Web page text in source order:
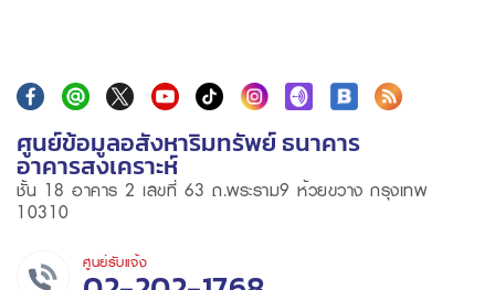
ศูนย์ข้อมูลอสังหาริมทรัพย์ ธนาคาร
อาคารสงเคราะห์
ชั้น 18 อาคาร 2 เลขที่ 63 ถ.พระราม9 ห้วยขวาง กรุงเทพ
10310
ศูนย์รับแจ้ง